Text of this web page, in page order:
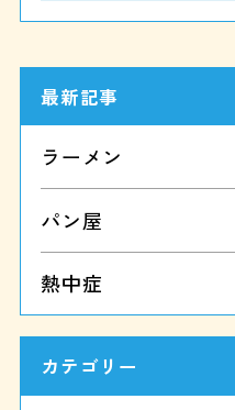
最新記事
ラーメン
パン屋
熱中症
カテゴリー